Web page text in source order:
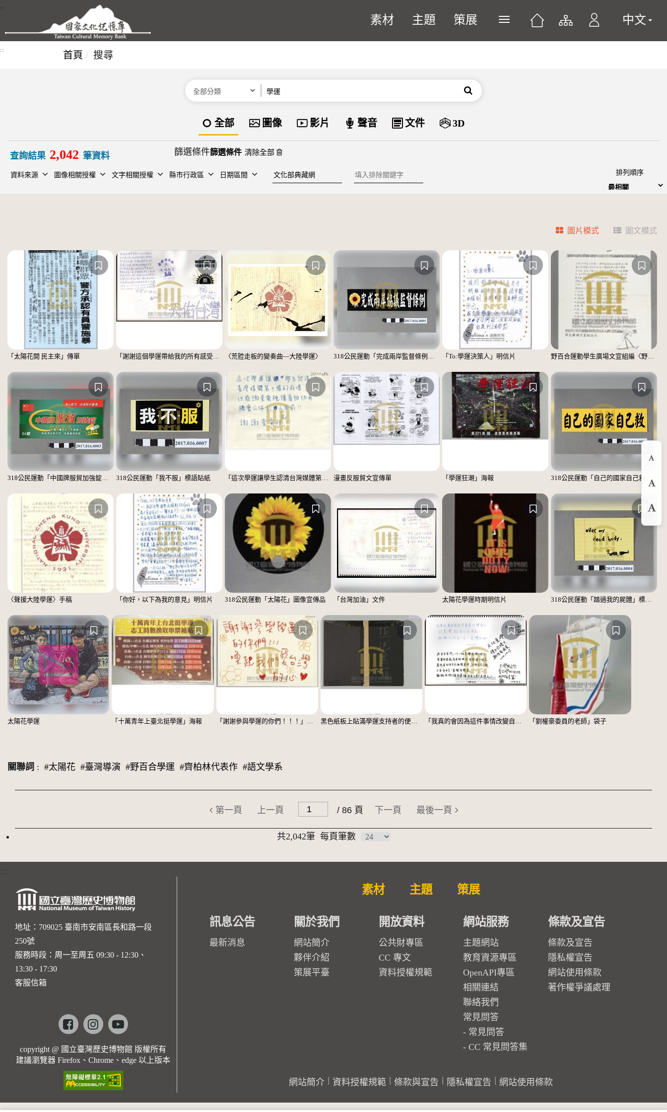
跳到主要內容區塊
:::
素材 主題 策展 展開或關閉主選單 中文
::: 首頁 搜尋
分類 搜尋
資料類型
全部 圖像 影片 聲音 文件 3D
查詢結果 2,042 筆資料 篩選條件 清除全部
資料來源 圖像相關授權 文字相關授權 縣市行政區 日期區間 建檔單位 排除關鍵字 排列順序
圖片模式 圖文模式
「太陽花開 民主來」傳單 「謝謝這個學運帶給我的所有感受」文件 = 〈荒腔走板的變奏曲—大陸學運〉 318公民運動「完成兩岸監督條例」標語貼紙 「To:學運決策人」明信片 野百合運動學生廣場文宣組編〈野百合的春天〉宣傳單
318公民運動「中國牌服貿加強錠」標語貼紙 318公民運動「我不服」標語貼紙 「這次學運讓學生認清台灣媒體第4權的崩壞」便利貼 漫畫反服貿文宣傳單 「學運狂潮」海報 318公民運動「自己的國家自己救」標語貼紙
〈聲援大陸學運〉手稿 「你好，以下為我的意見」明信片 318公民運動「太陽花」圖像宣傳品 「台灣加油」文件 太陽花學運時期明信片 318公民運動「踏過我的屍體」標語貼紙
太陽花學運 「十萬青年上臺北挺學運」海報 「謝謝參與學運的你們！！！」立牌 黑色紙板上貼滿學運支持者的便利貼 「我真的會因為這件事情改變自己」文件 「劉權豪委員的老師」袋子
關聯詞 : #太陽花 #臺灣導演 #野百合學運 #齊柏林代表作 #語文學系
第一頁 上一頁 / 86 頁 下一頁 最後一頁
共2,042筆 每頁筆數
放
:::
地址：709025 臺南市安南區長和路一段
250號
服務時段：周一至周五 09:30 - 12:30、
13:30 - 17:30
客服信箱
Facebookinstagramyoutube
copyright @ 國立臺灣歷史博物館 版權所有
建議瀏覽器 Firefox、Chrome、edge 以上版本
素材 主題 策展
訊息公告
最新消息
關於我們
網站簡介
夥伴介紹
策展平臺
開放資料
公共財專區
CC 專文
資料授權規範
網站服務
主題網站
教育資源專區
OpenAPI專區
相關連結
聯絡我們
常見問答
常見問答
CC 常見問答集
條款及宣告
條款及宣告
隱私權宣告
網站使用條款
著作權爭議處理
網站簡介 資料授權規範 條款與宣告 隱私權宣告 網站使用條款